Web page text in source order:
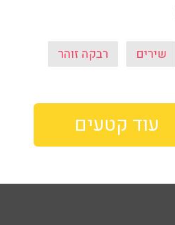
שירים רבקה זוהר
עוד קטעים